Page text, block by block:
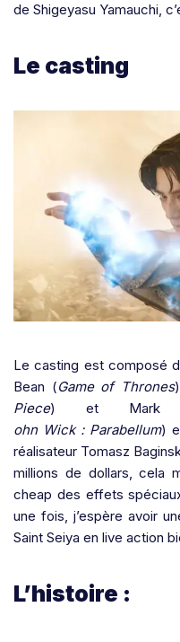
de Shigeyasu Yamauchi,
Le casting
Le casting est composé
Bean (Game of Thrones
Piece) et Mark
ohn Wick : Parabellum)
réalisateur Tomasz
millions de dollars, cela
cheap des effets
une fois, j’espère avoir
Saint Seiya en live action
L’histoire :